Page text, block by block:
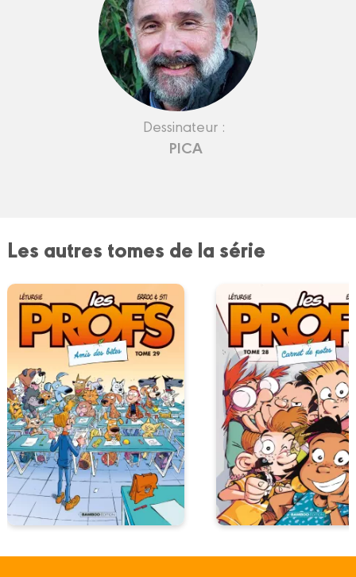
Dessinateur :
PICA
Les autres tomes de la série